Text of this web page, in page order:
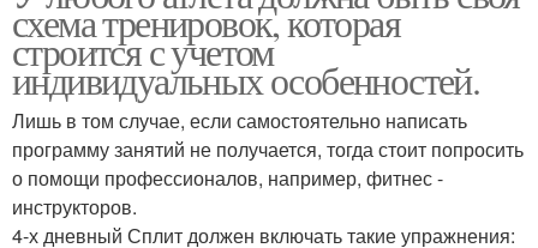
схема тренировок, которая
строится с учетом
индивидуальных особенностей.
Лишь в том случае, если самостоятельно написать
программу занятий не получается, тогда стоит попросить
о помощи профессионалов, например, фитнес -
инструкторов.
4-х дневный Сплит должен включать такие упражнения: